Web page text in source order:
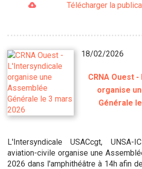
Télécharger la
18/02/2026
CRNA Ouest
organise
Générale
L'Intersyndicale USACcgt, UNSA-
aviation-civile organise une
2026 dans l'amphithéâtre à 14h afin